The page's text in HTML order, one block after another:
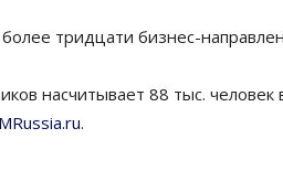
тридцати бизнес-
насчитывает 88 тыс. человек
.